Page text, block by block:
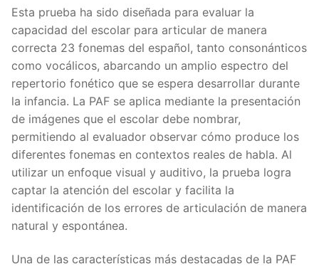
Esta prueba ha sido diseñada para evaluar la
capacidad del escolar para articular de manera
correcta 23 fonemas del español, tanto consonánticos
como vocálicos, abarcando un amplio espectro del
repertorio fonético que se espera desarrollar durante
la infancia. La PAF se aplica mediante la presentación
de imágenes que el escolar debe nombrar,
permitiendo al evaluador observar cómo produce los
diferentes fonemas en contextos reales de habla. Al
utilizar un enfoque visual y auditivo, la prueba logra
captar la atención del escolar y facilita la
identificación de los errores de articulación de manera
natural y espontánea.
Una de las características más destacadas de la PAF